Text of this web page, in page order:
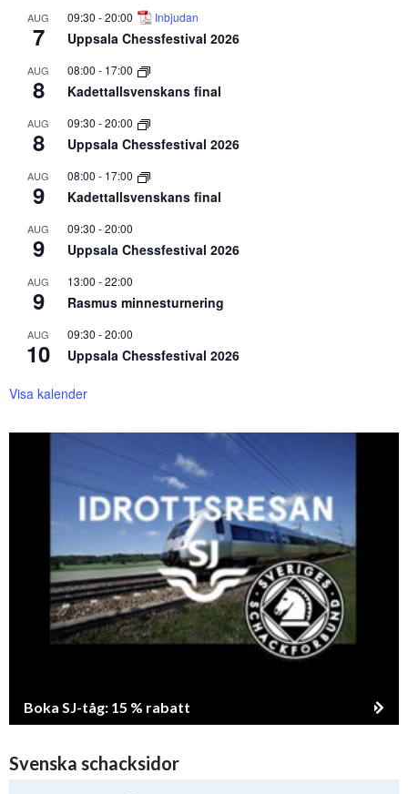
AUG
7
09:30 -20:00 Inbjudan
Uppsala Chessfestival 2026
AUG
8
08:00 - 17:00
Kadettallsvenskans final
AUG
8
09:30 -20:00
Uppsala Chessfestival 2026
AUG
9
08:00 - 17:00
Kadettallsvenskans final
AUG
9
09:30 -20:00
Uppsala Chessfestival 2026
AUG
9
13:00 -22:00
Rasmus minnesturnering
AUG
10
09:30 -20:00
Uppsala Chessfestival 2026
Visa kalender
Boka SJ-tåg: 15 % rabatt
Svenska schacksidor